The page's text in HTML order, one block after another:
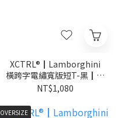
XCTRL®┃Lamborghini
橫跨字電繡寬版短T-黑┃繡
花設計
NT$1,080
OVERSIZE